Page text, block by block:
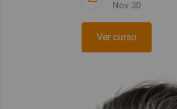
Nov 30
Ver curso